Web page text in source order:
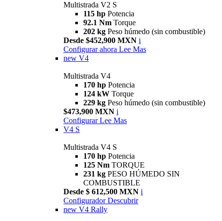
Multistrada V2 S
115 hp Potencia
92.1 Nm Torque
202 kg Peso húmedo (sin combustible)
Desde $452,900 MXN i
Configurar ahora Lee Mas
new V4
Multistrada V4
170 hp Potencia
124 kW Torque
229 kg Peso húmedo (sin combustible)
$473,900 MXN i
Configurar Lee Mas
V4 S
Multistrada V4 S
170 hp Potencia
125 Nm TORQUE
231 kg PESO HÚMEDO SIN
COMBUSTIBLE
Desde $ 612,500 MXN i
Configurador Descubrir
new V4 Rally